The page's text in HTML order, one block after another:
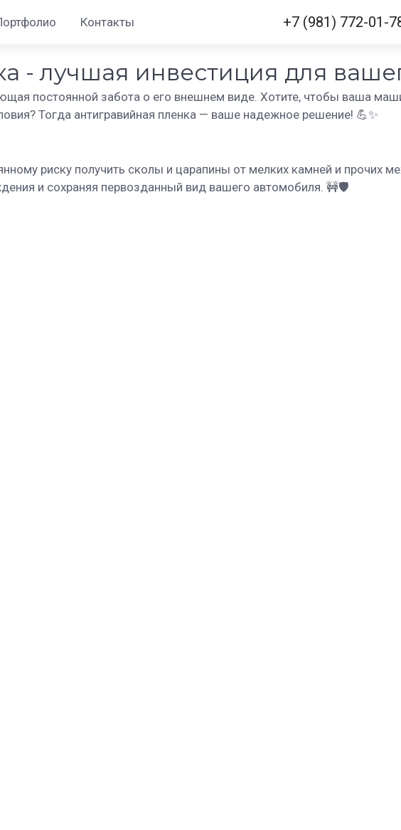
Контакты +7 (981) 772-01-
- лучшая инвестиция для
постоянной забота о его внешнем виде. Хотите, чтобы ваша
Тогда антигравийная пленка — ваше надежное решение! 💪✨
риску получить сколы и царапины от мелких камней и прочих
и сохраняя первозданный вид вашего автомобиля. 🚧🛡️